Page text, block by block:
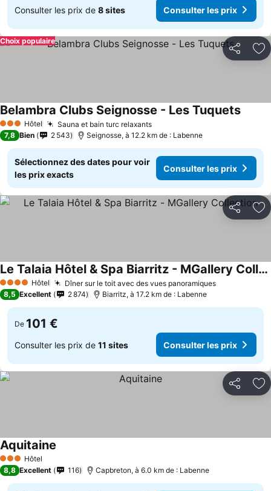
Consulter les prix de 8 sites Consulter les prix
Partager
Choix populaire
3 ÉtoilesHôtel Sauna et bain turc relaxants
Belambra Clubs Seignosse - Les Tuquets
7,8 Bien 2 543 Seignosse, à 12.2 km de : Labenne
Sélectionnez des dates pour voir
les prix exacts
Consulter les prix
Partager
4 Étoiles Hôtel Dîner sur le toit avec des vues panoramiques
Le Talaia Hôtel & Spa Biarritz - MGallery Collection
8,5 Excellent 2 874 Biarritz, à 17.2 km de : Labenne
De 101 €
Consulter les prix de 11 sites Consulter les prix
Partager
3 ÉtoilesHôtel
Aquitaine
8,8 Excellent 116 Capbreton, à 6.0 km de : Labenne